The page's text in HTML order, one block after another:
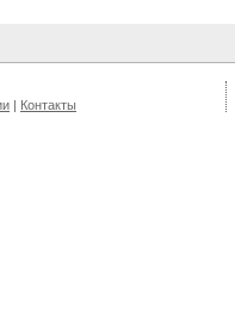
| Контакты